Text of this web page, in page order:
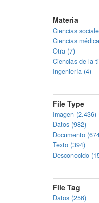
Materia
Ciencias
Ciencias
Otra (7)
Ciencias de la
Ingeniería (4)
File Type
Imagen (2.436)
Datos (982)
Documento
Texto (394)
Desconocido
File Tag
Datos (256)